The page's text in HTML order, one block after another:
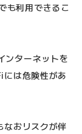
も利用できるこ
ンターネットを
は危険性があ
おリスクが伴